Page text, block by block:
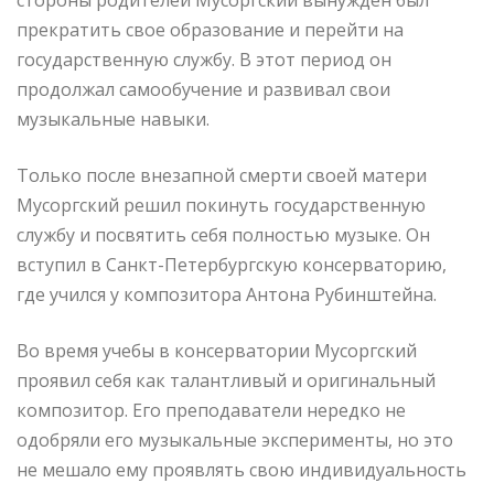
прекратить свое образование и перейти на
государственную службу. В этот период он
продолжал самообучение и развивал свои
музыкальные навыки.
Только после внезапной смерти своей матери
Мусоргский решил покинуть государственную
службу и посвятить себя полностью музыке. Он
вступил в Санкт-Петербургскую консерваторию,
где учился у композитора Антона Рубинштейна.
Во время учебы в консерватории Мусоргский
проявил себя как талантливый и оригинальный
композитор. Его преподаватели нередко не
одобряли его музыкальные эксперименты, но это
не мешало ему проявлять свою индивидуальность